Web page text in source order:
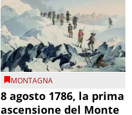
MONTAGNA
8 agosto 1786, la prima
ascensione del Monte